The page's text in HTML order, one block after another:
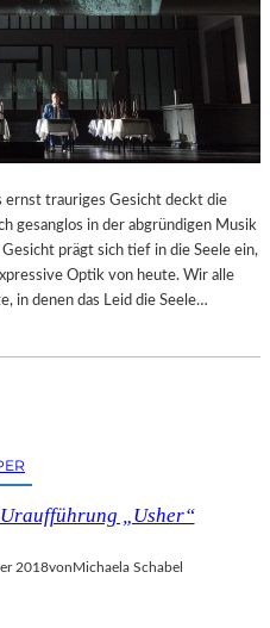
trauriges Gesicht deckt die
gesanglos in der abgründigen Musik
prägt sich tief in die Seele ein,
Optik von heute. Wir alle
in denen das Leid die Seele…
„Usher“
2018vonMichaela Schabel